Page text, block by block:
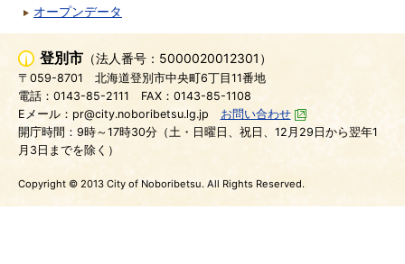
オープンデータ
登別市 （法人番号：5000020012301）
〒059-8701
北海道登別市中央町6丁目11番地
電話：0143-85-2111
FAX：0143-85-1108
Eメール：pr@city.noboribetsu.lg.jp
お問い合わせ
開庁時間：9時～17時30分（土・日曜日、祝日、12月29日から翌年1
月3日までを除く）
Copyright © 2013 City of Noboribetsu. All Rights Reserved.